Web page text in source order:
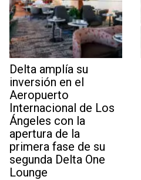
Delta amplía su
inversión en el
Aeropuerto
Internacional de Los
Ángeles con la
apertura de la
primera fase de su
segunda Delta One
Lounge